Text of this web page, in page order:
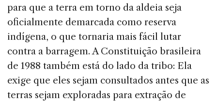
para que a terra em torno da aldeia seja
oficialmente demarcada como reserva
indígena, o que tornaria mais fácil lutar
contra a barragem. A Constituição brasileira
de 1988 também está do lado da tribo: Ela
exige que eles sejam consultados antes que as
terras sejam exploradas para extração de